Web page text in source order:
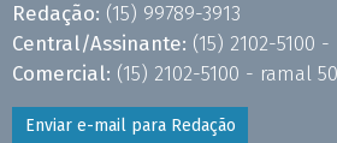
Redação: (15) 99789-3913
Central/Assinante: (15) 2102-5100
Comercial: (15) 2102-5100 - ramal
Enviar e-mail para Redação